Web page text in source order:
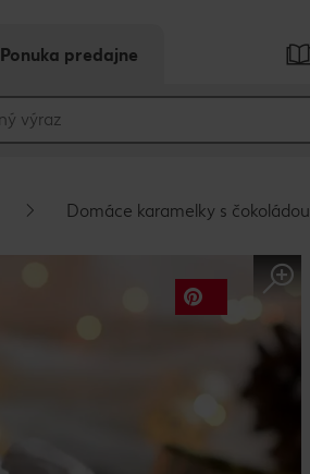
Ponuka predajne
Domáce karamelky s čokoládou